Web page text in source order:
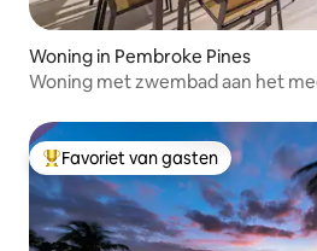
Woning in Pembroke Pines
Woning met zwembad aan het
Topfavoriet van gasten
Favoriet van gasten